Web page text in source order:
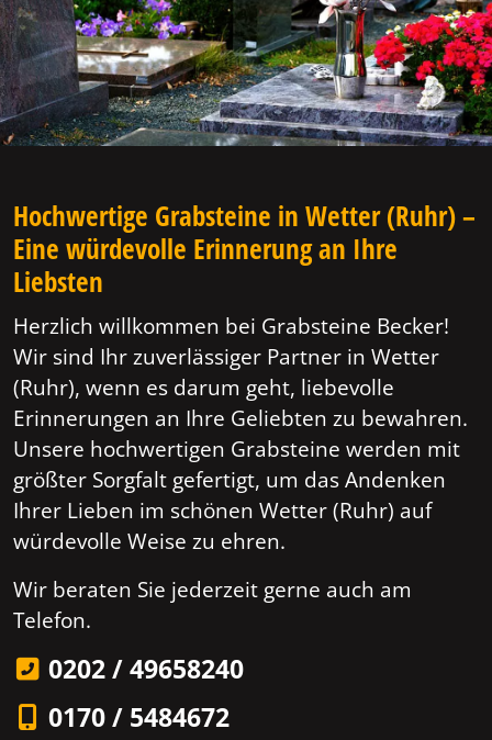
Hochwertige Grabsteine in Wetter (Ruhr) –
Eine würdevolle Erinnerung an Ihre
Liebsten
Herzlich willkommen bei Grabsteine Becker!
Wir sind Ihr zuverlässiger Partner in Wetter
(Ruhr), wenn es darum geht, liebevolle
Erinnerungen an Ihre Geliebten zu bewahren.
Unsere hochwertigen Grabsteine werden mit
größter Sorgfalt gefertigt, um das Andenken
Ihrer Lieben im schönen Wetter (Ruhr) auf
würdevolle Weise zu ehren.
Wir beraten Sie jederzeit gerne auch am
Telefon.
0202 / 49658240
0170 / 5484672